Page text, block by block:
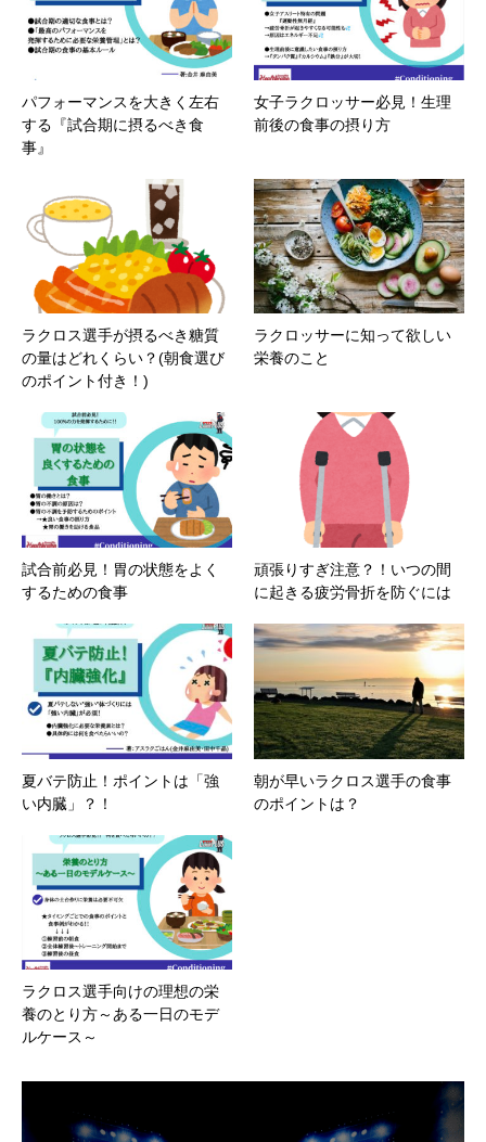
パフォーマンスを大きく左右
する『試合期に摂るべき食
事』
女子ラクロッサー必見！生理
前後の食事の摂り方
ラクロス選手が摂るべき糖質
の量はどれくらい？(朝食選び
のポイント付き！)
ラクロッサーに知って欲しい
栄養のこと
試合前必見！胃の状態をよく
するための食事
頑張りすぎ注意？！いつの間
に起きる疲労骨折を防ぐには
夏バテ防止！ポイントは「強
い内臓」？！
朝が早いラクロス選手の食事
のポイントは？
ラクロス選手向けの理想の栄
養のとり方～ある一日のモデ
ルケース～